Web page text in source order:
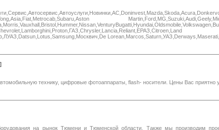
]
технику, цифровые фотоаппараты, flash- носители. Цены Вас приятно
на рынок Тюмени и Тюменской области. Также мы производим